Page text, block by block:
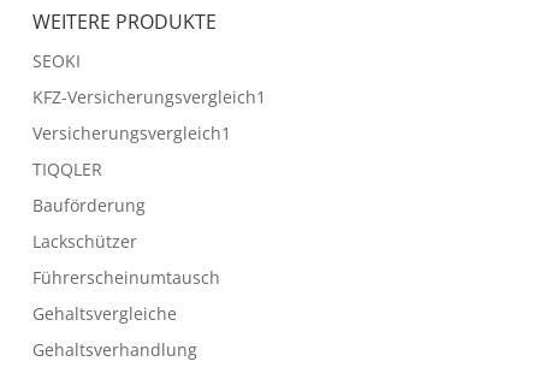
WEITERE PRODUKTE
SEOKI
KFZ-Versicherungsvergleich1
Versicherungsvergleich1
TIQQLER
Bauförderung
Lackschützer
Führerscheinumtausch
Gehaltsvergleiche
Gehaltsverhandlung